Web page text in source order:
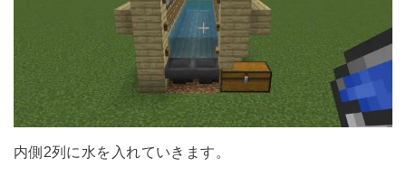
内側2列に水を入れていきます。